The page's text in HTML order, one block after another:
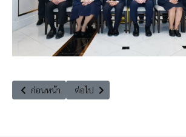
เนื้อหาก่อนหน้า: ประธานสภาลมหายใจกรุงเทพ
ก่อนหน้า เนื้อหาถัดไป: ศาลฎีกาสั่งบริษัทผู้
ต่อไป